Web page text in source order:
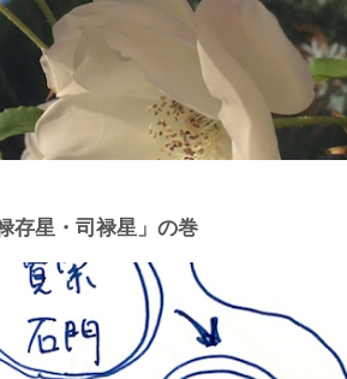
存星・司禄星」の巻